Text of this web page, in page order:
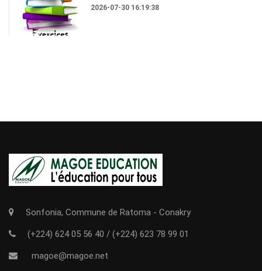
2026-07-30 16:19:38
Sonfonia, Commune de Ratoma - Conakry
(+224) 624 05 56 40 / (+224) 623 78 99 01
magoe@magoe.net